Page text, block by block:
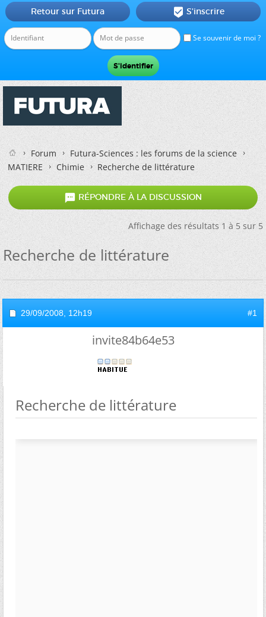
Se souvenir de moi ?
Retour sur Futura  S'inscrire
Forum
Futura-Sciences : les forums de la science
MATIERE
Chimie Recherche de littérature
 RÉPONDRE À LA DISCUSSION
Affichage des résultats 1 à 5 sur 5
Recherche de littérature
29/09/2008, 12h19 #1
invite84b64e53
Recherche de littérature